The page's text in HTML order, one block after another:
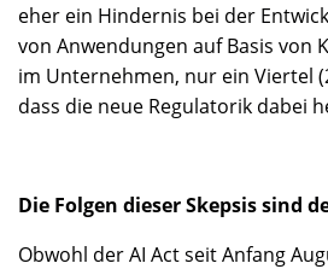
eher ein Hindernis bei der
von Anwendungen auf Basis von
im Unternehmen, nur ein Viertel
dass die neue Regulatorik dabei
Die Folgen dieser Skepsis sind
Obwohl der AI Act seit Anfang